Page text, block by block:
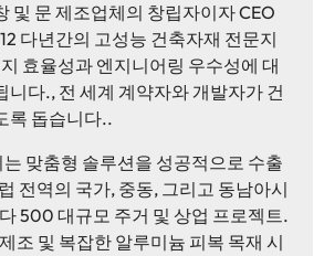
및 문 제조업체의 창립자이자 CEO
다년간의 고성능 건축자재 전문지
효율성과 엔지니어링 우수성에 대
니다., 전 세계 계약자와 개발자가 건
록 돕습니다..
맞춤형 솔루션을 성공적으로 수출
전역의 국가, 중동, 그리고 동남아시
500 대규모 주거 및 상업 프로젝트.
조 및 복잡한 알루미늄 피복 목재 시